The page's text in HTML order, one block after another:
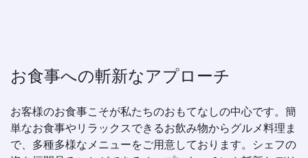
お食事への斬新なアプローチ
お客様のお食事こそが私たちのおもてなしの中心です。簡
単なお食事やリラックスできるお飲み物からグルメ料理ま
で、多種多様なメニューをご用意しております。シェフの